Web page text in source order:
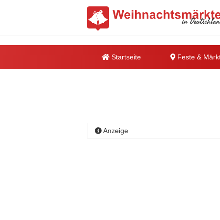
Startseite Feste &
Anzeige